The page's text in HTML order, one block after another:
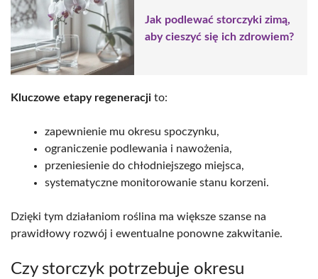
Jak podlewać storczyki zimą,
aby cieszyć się ich zdrowiem?
Kluczowe etapy regeneracji to:
zapewnienie mu okresu spoczynku,
ograniczenie podlewania i nawożenia,
przeniesienie do chłodniejszego miejsca,
systematyczne monitorowanie stanu korzeni.
Dzięki tym działaniom roślina ma większe szanse na
prawidłowy rozwój i ewentualne ponowne zakwitanie.
Czy storczyk potrzebuje okresu